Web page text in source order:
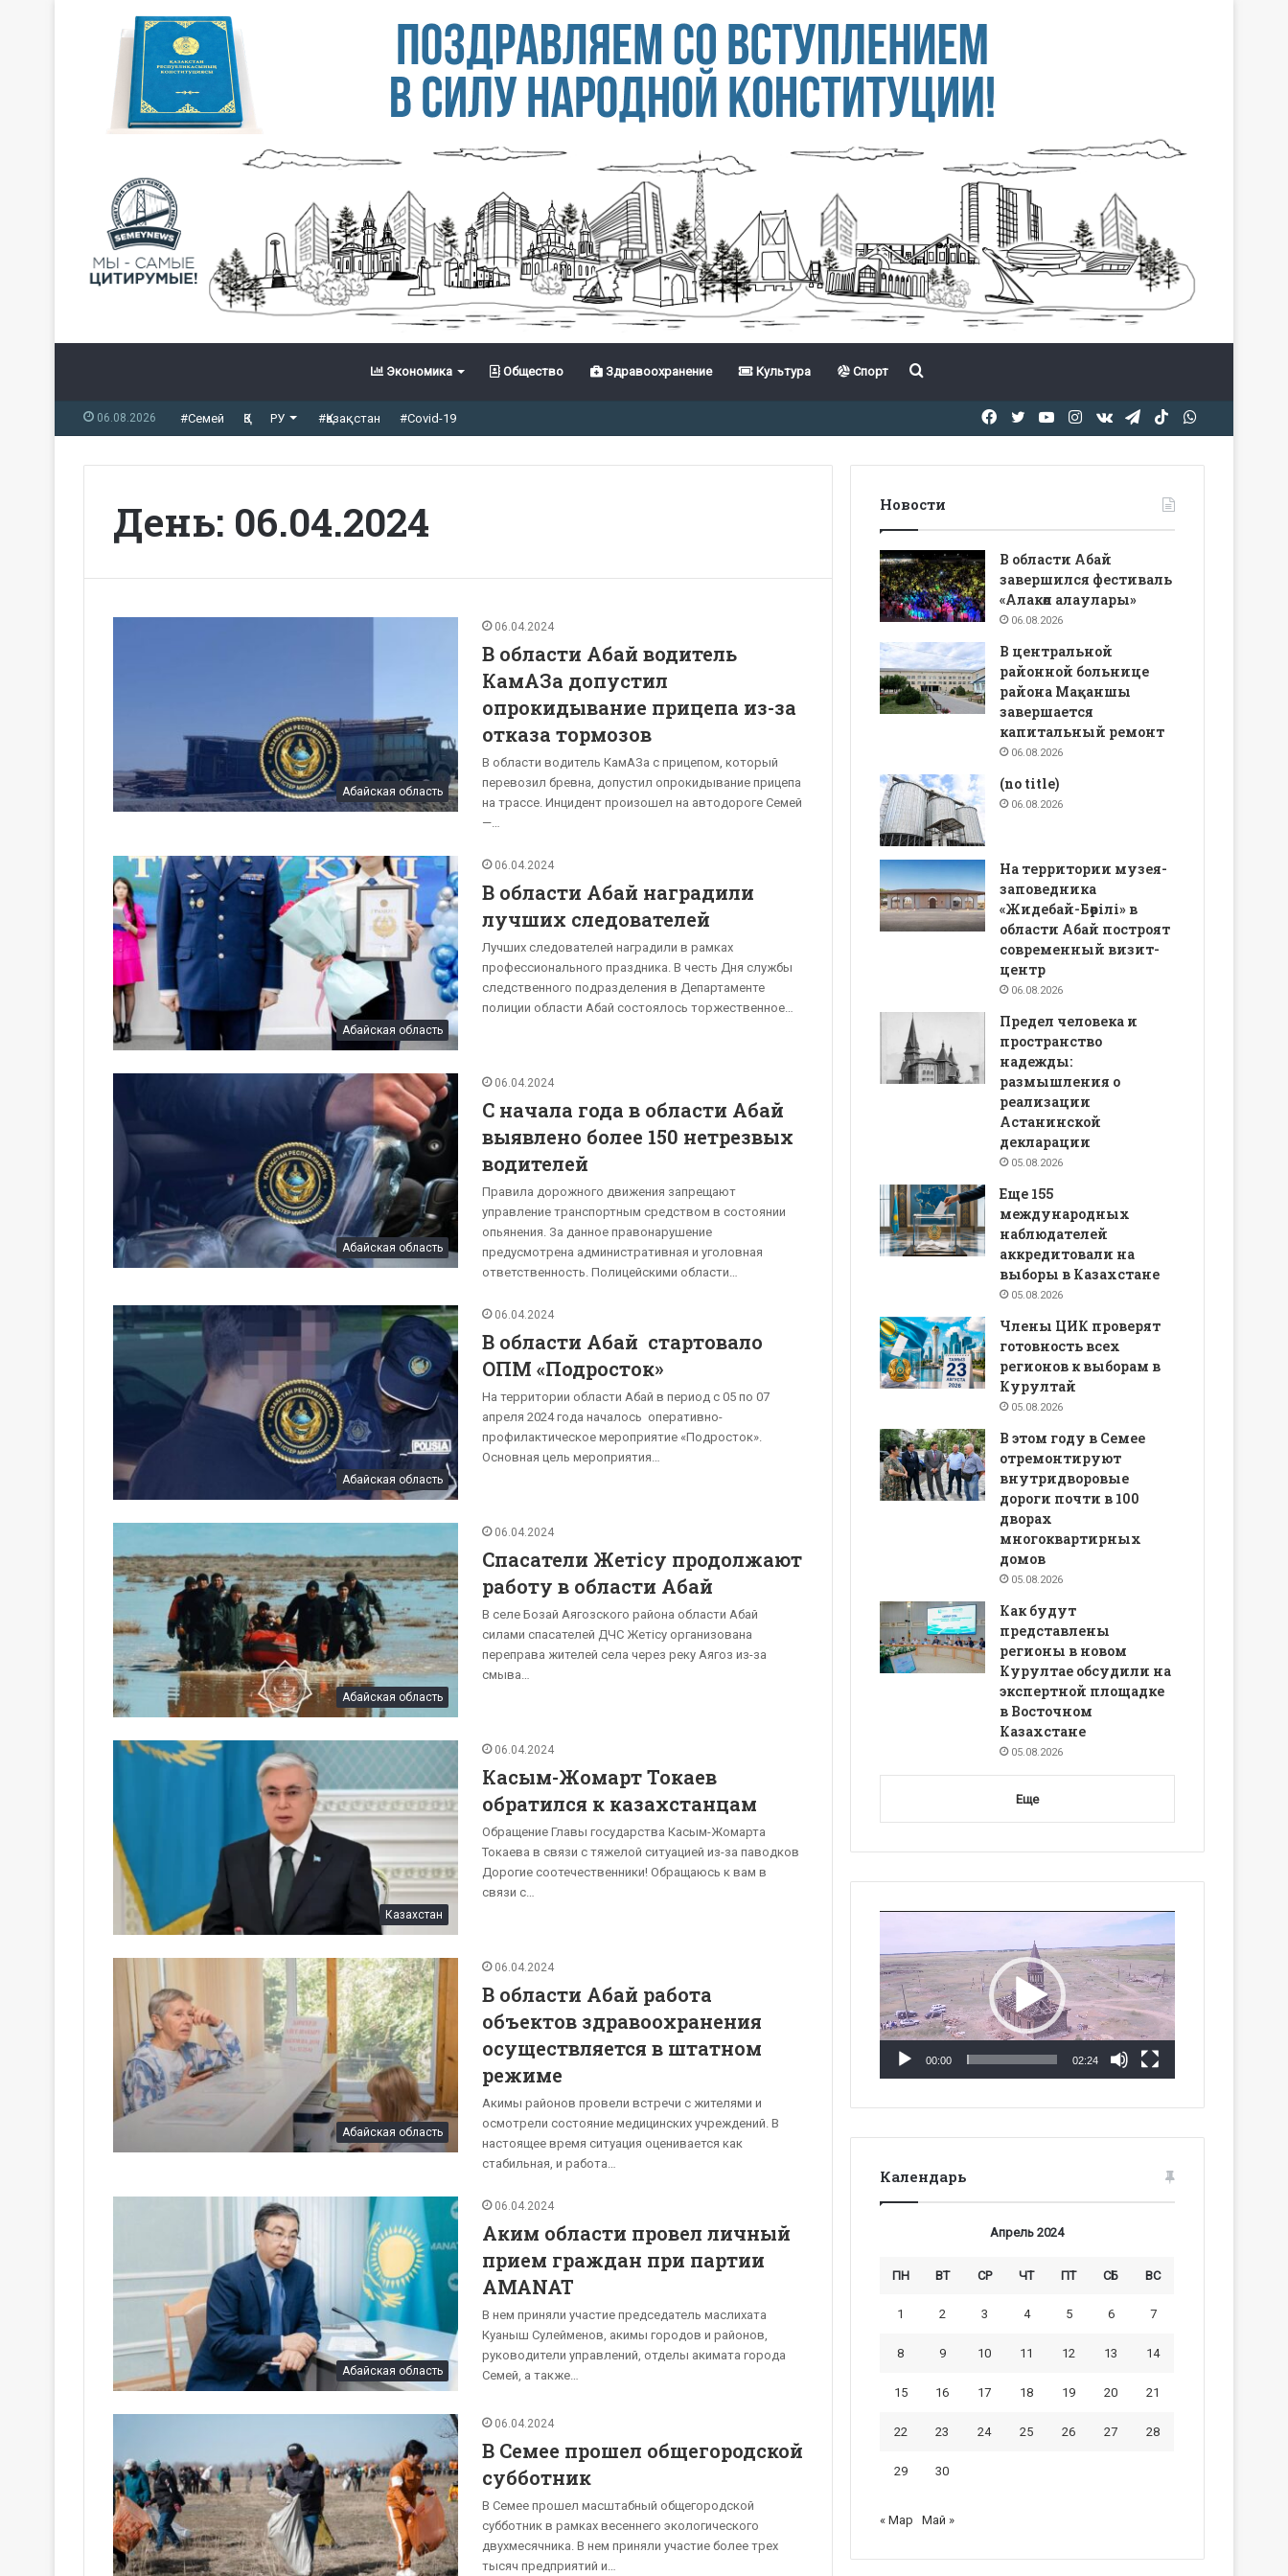
Экономика Общество Здравоохранение Культура Спорт Іздеу
06.08.2026 #Семей ҚЗ РУ #Қазақстан #Covid-19 TikTok
Telegram
vk.com
Instagram
YouTube
Twitter
Facebook
День: 06.04.2024
Абайская область
06.04.2024
В области Абай водитель
КамАЗа допустил
опрокидывание прицепа из-за
отказа тормозов
В области водитель КамАЗа с прицепом, который
перевозил бревна, допустил опрокидывание прицепа
на трассе. Инцидент произошел на автодороге Семей
—…
Абайская область
06.04.2024
В области Абай наградили
лучших следователей
Лучших следователей наградили в рамках
профессионального праздника. В честь Дня службы
следственного подразделения в Департаменте
полиции области Абай состоялось торжественное…
Абайская область
06.04.2024
С начала года в области Абай
выявлено более 150 нетрезвых
водителей
Правила дорожного движения запрещают
управление транспортным средством в состоянии
опьянения. За данное правонарушение
предусмотрена административная и уголовная
ответственность. Полицейскими области…
Абайская область
06.04.2024
В области Абай стартовало
ОПМ «Подросток»
На территории области Абай в период с 05 по 07
апреля 2024 года началось оперативно-
профилактическое мероприятие «Подросток».
Основная цель мероприятия…
Абайская область
06.04.2024
Спасатели Жетісу продолжают
работу в области Абай
В селе Бозай Аягозского района области Абай
силами спасателей ДЧС Жетісу организована
переправа жителей села через реку Аягоз из-за
смыва…
Казахстан
06.04.2024
Касым-Жомарт Токаев
обратился к казахстанцам
Обращение Главы государства Касым-Жомарта
Токаева в связи с тяжелой ситуацией из-за паводков
Дорогие соотечественники! Обращаюсь к вам в
связи с…
Абайская область
06.04.2024
В области Абай работа
объектов здравоохранения
осуществляется в штатном
режиме
Акимы районов провели встречи с жителями и
осмотрели состояние медицинских учреждений. В
настоящее время ситуация оценивается как
стабильная, и работа…
Абайская область
06.04.2024
Аким области провел личный
прием граждан при партии
AMANAT
В нем приняли участие председатель маслихата
Куаныш Сулейменов, акимы городов и районов,
руководители управлений, отделы акимата города
Семей, а также…
06.04.2024
В Семее прошел общегородской
субботник
В Семее прошел масштабный общегородской
субботник в рамках весеннего экологического
двухмесячника. В нем приняли участие более трех
тысяч предприятий и…
Новости
В области Абай
завершился фестиваль
«Алакөл алаулары»
06.08.2026
В центральной
районной больнице
района Мақаншы
завершается
капитальный ремонт
06.08.2026
(no title)
06.08.2026
На территории музея-
заповедника
«Жидебай-Бөрілі» в
области Абай построят
современный визит-
центр
06.08.2026
Предел человека и
пространство
надежды:
размышления о
реализации
Астанинской
декларации
05.08.2026
Еще 155
международных
наблюдателей
аккредитовали на
выборы в Казахстане
05.08.2026
Члены ЦИК проверят
готовность всех
регионов к выборам в
Курултай
05.08.2026
В этом году в Семее
отремонтируют
внутридворовые
дороги почти в 100
дворах
многоквартирных
домов
05.08.2026
Как будут
представлены
регионы в новом
Курултае обсудили на
экспертной площадке
в Восточном
Казахстане
05.08.2026
Еще
00:00 02:24
Календарь
Апрель 2024
ПН ВТ СР ЧТ ПТ СБ ВС
1 2 3 4 5 6 7
8 9 10 11 12 13 14
15 16 17 18 19 20 21
22 23 24 25 26 27 28
29 30
« Мар Май »